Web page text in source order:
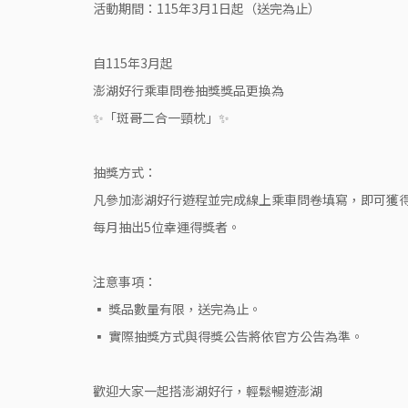
活動期間：115年3月1日起（送完為止）
自115年3月起
澎湖好行乘車問卷抽獎獎品更換為
✨「斑哥二合一頸枕」✨
抽獎方式：
凡參加澎湖好行遊程並完成線上乘車問卷填寫，即可獲
每月抽出5位幸運得獎者。
注意事項：
▪ 獎品數量有限，送完為止。
▪ 實際抽獎方式與得獎公告將依官方公告為準。
歡迎大家一起搭澎湖好行，輕鬆暢遊澎湖